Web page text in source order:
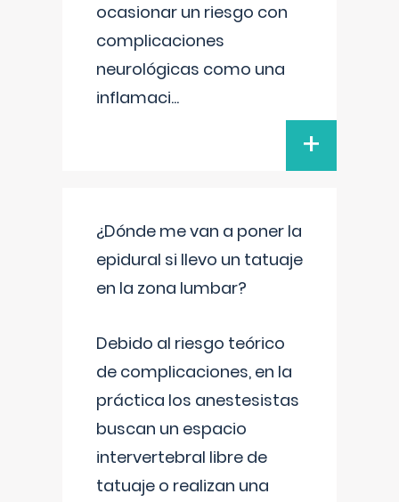
ocasionar un riesgo con
complicaciones
neurológicas como una
inflamaci...
+
¿Dónde me van a poner la
epidural si llevo un tatuaje
en la zona lumbar?
Debido al riesgo teórico
de complicaciones, en la
práctica los anestesistas
buscan un espacio
intervertebral libre de
tatuaje o realizan una